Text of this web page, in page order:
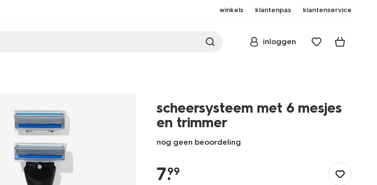
winkels klantenpas klantenservice
inloggen
scheersysteem met 6 mesjes
en trimmer
nog geen beoordeling
verzorging/herenverzorging/scheersysteem-
7.
99